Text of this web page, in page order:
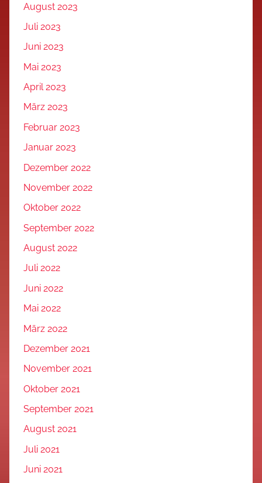
August 2023
Juli 2023
Juni 2023
Mai 2023
April 2023
März 2023
Februar 2023
Januar 2023
Dezember 2022
November 2022
Oktober 2022
September 2022
August 2022
Juli 2022
Juni 2022
Mai 2022
März 2022
Dezember 2021
November 2021
Oktober 2021
September 2021
August 2021
Juli 2021
Juni 2021